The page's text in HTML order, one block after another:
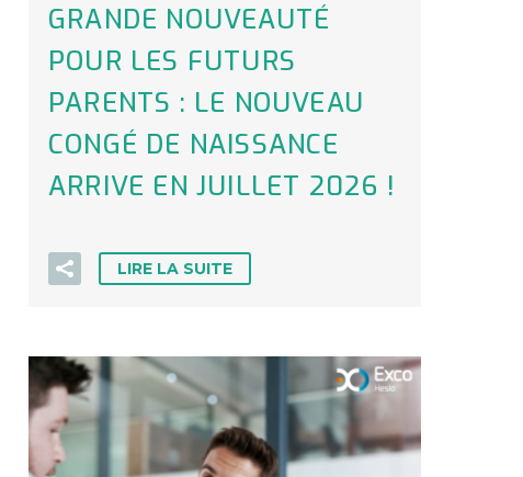
GRANDE NOUVEAUTÉ
POUR LES FUTURS
PARENTS : LE NOUVEAU
CONGÉ DE NAISSANCE
ARRIVE EN JUILLET 2026 !
LIRE LA SUITE